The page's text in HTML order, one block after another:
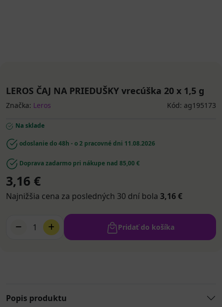
LEROS ČAJ NA PRIEDUŠKY vrecúška 20 x 1,5 g
Značka: Leros Kód: ag195173
Na sklade
odoslanie do 48h - o 2 pracovné dni 11.08.2026
Doprava zadarmo pri nákupe nad 85,00 €
3,16 €
Najnižšia cena za posledných 30 dní bola 3,16 €
1 Pridať do košíka
Popis produktu